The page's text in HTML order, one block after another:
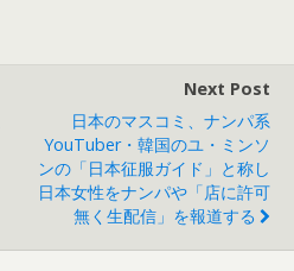
Next Post
日本のマスコミ、ナンパ系
YouTuber・韓国のユ・ミンソ
ンの「日本征服ガイド」と称し
日本女性をナンパや「店に許可
無く生配信」を報道する